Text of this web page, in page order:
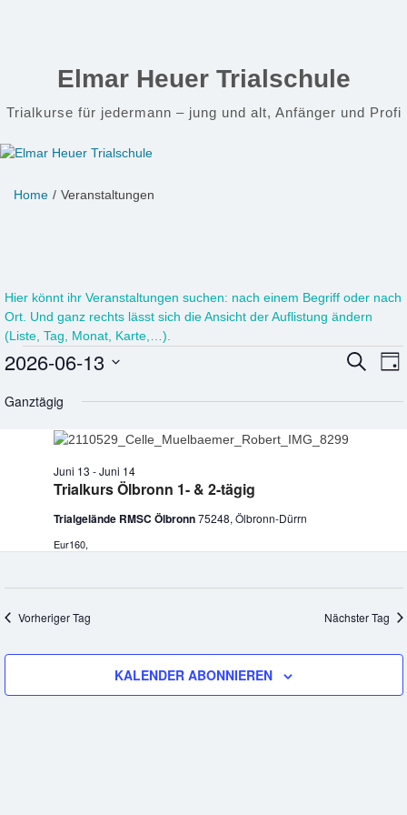
Elmar Heuer Trialschule
Trialkurse für jedermann – jung und alt, Anfänger und Profi
Home Veranstaltungen
Hier könnt ihr Veranstaltungen suchen: nach einem Begriff oder nach
Ort. Und ganz rechts lässt sich die Ansicht der Auflistung ändern
(Liste, Tag, Monat, Karte,…).
Veranstaltungen
für
Juni
2026
SUCHE
2026-06-13
wählen.
Ganztägig
Trialkurs Ölbronn 1- & 2-tägig
Juni 13 -Juni 14
Trialgelände RMSC Ölbronn75248, Ölbronn-Dürrn
Eur160,
Vorheriger Tag Nächster Tag
KALENDER ABONNIEREN